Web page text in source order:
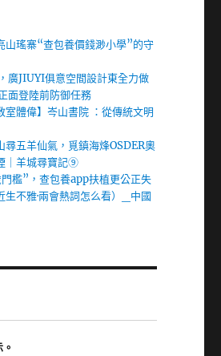
山瑤寨“查包養價錢渺小學”的守
廣JIUYI俱意空間設計東全力做
面登陸前防御任務
室體偉】岑山書院 ：從傳統文明
尋五羊仙氣，覓鎮海烽OSDER奧
｜羊城尋寶記⑨
檻”，查包養app扶植更公正失
生不雅·兩會熱詞怎么看）_中國